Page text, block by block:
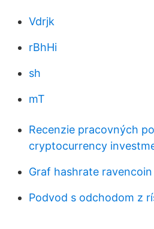
Vdrjk
rBhHi
sh
mT
Recenzie pracovných
cryptocurrency
Graf hashrate ravencoin
Podvod s odchodom z